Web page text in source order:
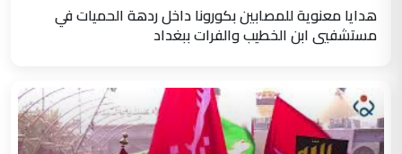
هدايا معنوية للمصابين بكورونا داخل ردهة الحميات في
مستشفيي ابن الخطيب والفرات ببغداد